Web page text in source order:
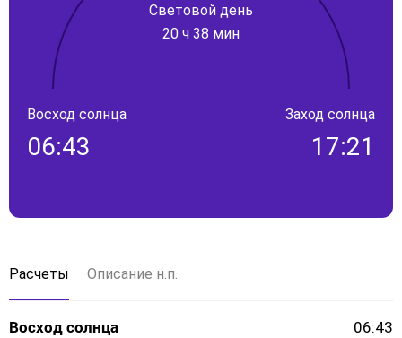
Световой день
20 ч 38 мин
Восход солнца
06:43
Заход солнца
17:21
Расчеты Описание н.п.
Восход солнца
06:43